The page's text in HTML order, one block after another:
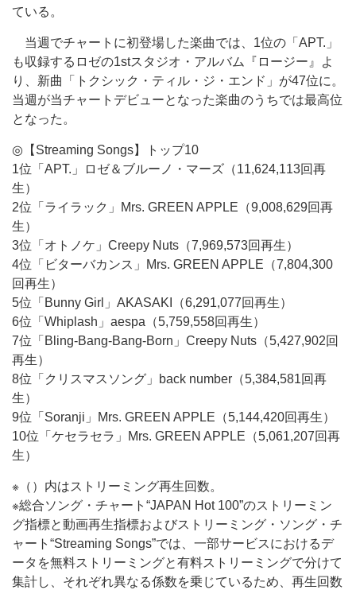
ている。
当週でチャートに初登場した楽曲では、1位の「APT.」
も収録するロゼの1stスタジオ・アルバム『ロージー』よ
り、新曲「トクシック・ティル・ジ・エンド」が47位に。
当週が当チャートデビューとなった楽曲のうちでは最高位
となった。
◎【Streaming Songs】トップ10
1位「APT.」ロゼ＆ブルーノ・マーズ（11,624,113回再
生）
2位「ライラック」Mrs. GREEN APPLE（9,008,629回再
生）
3位「オトノケ」Creepy Nuts（7,969,573回再生）
4位「ビターバカンス」Mrs. GREEN APPLE（7,804,300
回再生）
5位「Bunny Girl」AKASAKI（6,291,077回再生）
6位「Whiplash」aespa（5,759,558回再生）
7位「Bling-Bang-Bang-Born」Creepy Nuts（5,427,902回
再生）
8位「クリスマスソング」back number（5,384,581回再
生）
9位「Soranji」Mrs. GREEN APPLE（5,144,420回再生）
10位「ケセラセラ」Mrs. GREEN APPLE（5,061,207回再
生）
※（）内はストリーミング再生回数。
※総合ソング・チャート“JAPAN Hot 100”のストリーミン
グ指標と動画再生指標およびストリーミング・ソング・チ
ャート“Streaming Songs”では、一部サービスにおけるデ
ータを無料ストリーミングと有料ストリーミングで分けて
集計し、それぞれ異なる係数を乗じているため、再生回数